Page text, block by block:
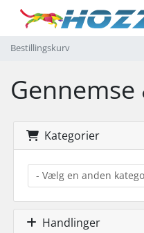
Bestillingskurv
Gennemse
Kategorier
Handlinger